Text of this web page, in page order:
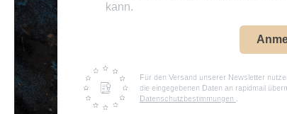
kann.
Für den Versand unserer Newsletter
die eingegebenen Daten an rapidmail
Datenschutzbestimmungen